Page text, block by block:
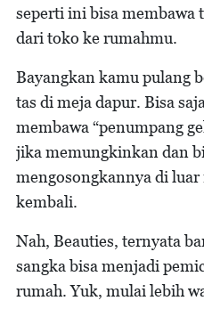
seperti ini bisa membawa
dari toko ke rumahmu.
Bayangkan kamu pulang
tas di meja dapur. Bisa
membawa “penumpang
jika memungkinkan dan
mengosongkannya di
kembali.
Nah, Beauties, ternyata
sangka bisa menjadi
rumah. Yuk, mulai lebih